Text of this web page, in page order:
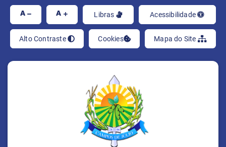
A A Libras Acessibilidade
Alto Contraste Cookies Mapa do Site